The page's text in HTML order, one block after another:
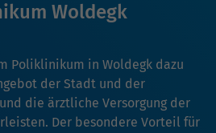
Woldegk
Poliklinikum in Woldegk dazu
der Stadt und der
die ärztliche Versorgung der
Der besondere Vorteil für